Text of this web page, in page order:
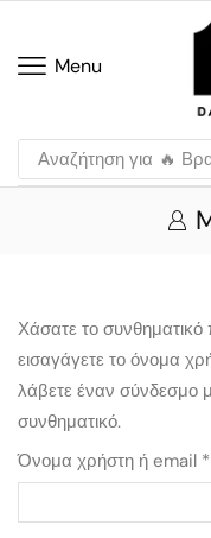
Menu
Αναζήτηση για 🔥
Χάσατε το
εισαγάγετε το όνομα
λάβετε έναν σύνδεσμο
συνθηματικό.
Όνομα χρήστη ή email *